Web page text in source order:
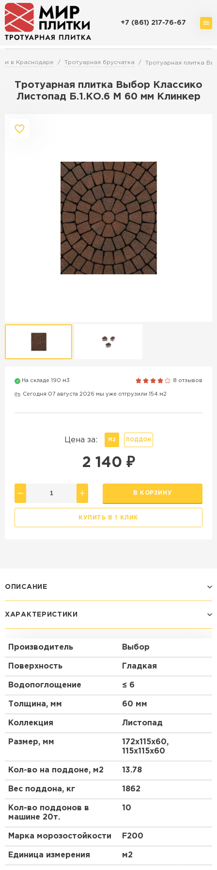
+7 (861) 217-76-67
в Краснодаре Тротуарная брусчатка Тротуарная плитка
Тротуарная плитка Выбор Классико
Листопад Б.1.КО.6 М 60 мм Клинкер
На складе 190 м3 8 отзывов
Сегодня 07 августа 2026 мы уже отгрузили 154 м2
Цена за: М2 ПОДДОН
2 140 ₽
В КОРЗИНУ
КУПИТЬ В 1 КЛИК
ОПИСАНИЕ
ХАРАКТЕРИСТИКИ
Производитель Выбор
Поверхность Гладкая
Водопоглощение ≤ 6
Толщина, мм 60 мм
Коллекция Листопад
Размер, мм
172х115х60,
115х115х60
Кол-во на поддоне, м2 13.78
Вес поддона, кг 1862
Кол-во поддонов в
машине 20т.
10
Марка морозостойкости F200
Единица измерения м2
ПЕРЕЙТИ
Продажа бордюров в
Краснодаре
ПЕРЕЙТИ
ПОКАЗАТЬ БОЛЬШЕ
ВСЕ ПРОИЗВОДИТЕЛИ